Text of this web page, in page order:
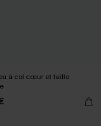
à col cœur et taille